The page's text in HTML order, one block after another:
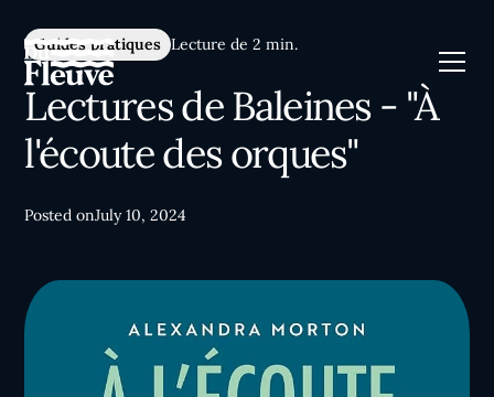
Guides pratiques Lecture de 2 min.
Lectures de Baleines - "À
l'écoute des orques"
Posted onJuly 10, 2024